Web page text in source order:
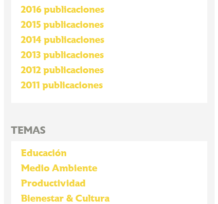
2016 publicaciones
2015 publicaciones
2014 publicaciones
2013 publicaciones
2012 publicaciones
2011 publicaciones
TEMAS
Educación
Medio Ambiente
Productividad
Bienestar & Cultura